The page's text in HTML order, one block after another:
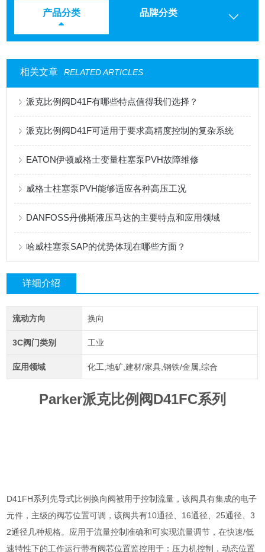
产品分类 品牌分类
相关文章 RELATED ARTICLES
派克比例阀D41F有哪些特点值得我们选择？
派克比例阀D41F可适用于要求高精度控制的复杂系统
EATON伊顿威格士变量柱塞泵PVH故障维修
威格士柱塞泵PVH能够适应各种高压工况
DANFOSS丹佛斯液压马达的主要特点和应用领域
哈威柱塞泵SAP的优势体现在哪些方面？
详细介绍
流动方向 换向
3C阀门类别 工业
应用领域 化工,地矿,建材/家具,钢铁/金属,综合
Parker派克比例阀D41FC系列
D41FH系列先导式比例换向阀被用于控制流量，该阀具有集成的电子
元件，主级的阀芯位置可调，该阀共有10通径、16通径、25通径、3
2通径几种规格。应用于流量控制准确和可实现流量调节，在快速/低
速特性下的工作运行带有阀芯位置监控用于：压力机控制，动态位置